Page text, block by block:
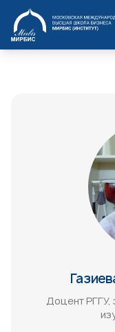
МИРБИС
Доцент